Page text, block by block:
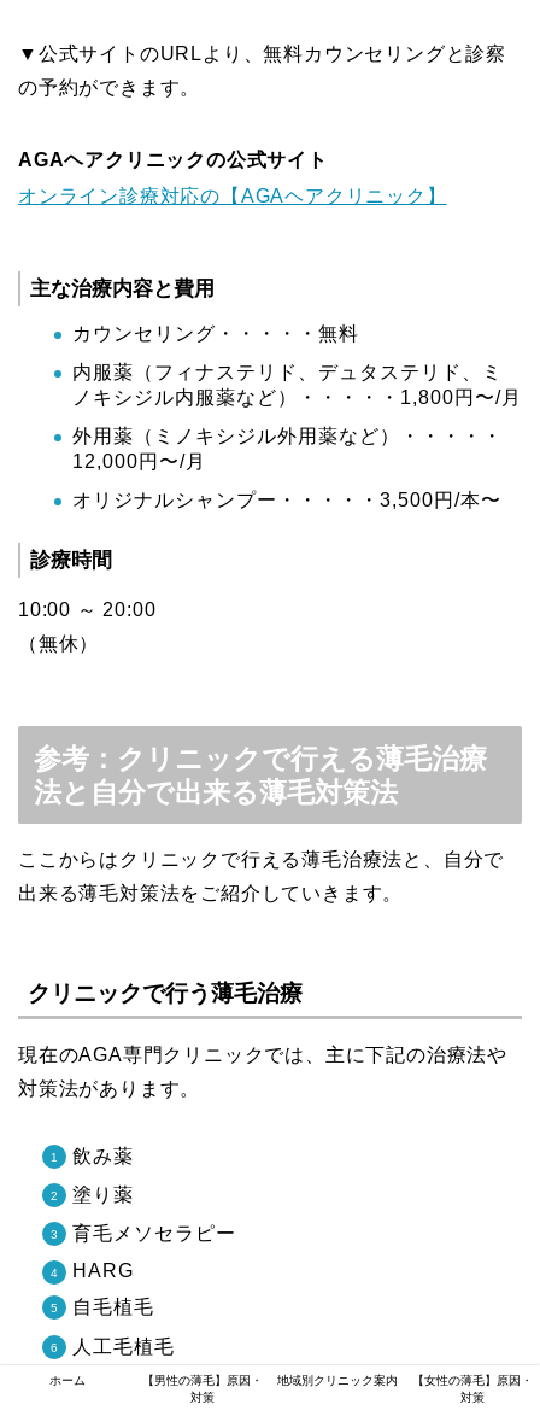
▼公式サイトのURLより、無料カウンセリングと診察
の予約ができます。
AGAヘアクリニックの公式サイト
オンライン診療対応の【AGAヘアクリニック】
主な治療内容と費用
カウンセリング・・・・・無料
内服薬（フィナステリド、デュタステリド、ミ
ノキシジル内服薬など）・・・・・1,800円〜/月
外用薬（ミノキシジル外用薬など）・・・・・
12,000円〜/月
オリジナルシャンプー・・・・・3,500円/本〜
診療時間
10:00 ～ 20:00
（無休）
参考：クリニックで行える薄毛治療
法と自分で出来る薄毛対策法
ここからはクリニックで行える薄毛治療法と、自分で
出来る薄毛対策法をご紹介していきます。
クリニックで行う薄毛治療
現在のAGA専門クリニックでは、主に下記の治療法や
対策法があります。
飲み薬
塗り薬
育毛メソセラピー
HARG
自毛植毛
人工毛植毛
サプリメント
ホーム
【男性の薄毛】原因・
対策
地域別クリニック案内
【女性の薄毛】原因・
対策